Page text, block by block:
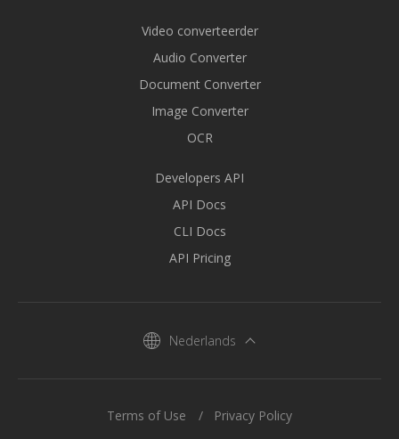
Video converteerder
Audio Converter
Document Converter
Image Converter
OCR
Developers API
API Docs
CLI Docs
API Pricing
Nederlands
Terms of Use Privacy Policy